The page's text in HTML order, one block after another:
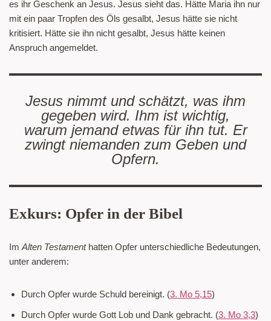
es ihr Geschenk an Jesus. Jesus sieht das. Hätte Maria ihn nur
mit ein paar Tropfen des Öls gesalbt, Jesus hätte sie nicht
kritisiert. Hätte sie ihn nicht gesalbt, Jesus hätte keinen
Anspruch angemeldet.
Jesus nimmt und schätzt, was ihm
gegeben wird. Ihm ist wichtig,
warum jemand etwas für ihn tut. Er
zwingt niemanden zum Geben und
Opfern.
Exkurs: Opfer in der Bibel
Im Alten Testamenthatten Opfer unterschiedliche Bedeutungen,
unter anderem:
Durch Opfer wurde Schuld bereinigt. (3. Mo 5,15)
Durch Opfer wurde Gott Lob und Dank gebracht. (3. Mo 3,3)